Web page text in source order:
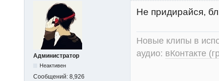
Администратор
Неактивен
Сообщений: 8,926
Не придирайся,
Новые клипы в
аудио: вКонтакте